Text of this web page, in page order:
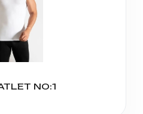
NO:1